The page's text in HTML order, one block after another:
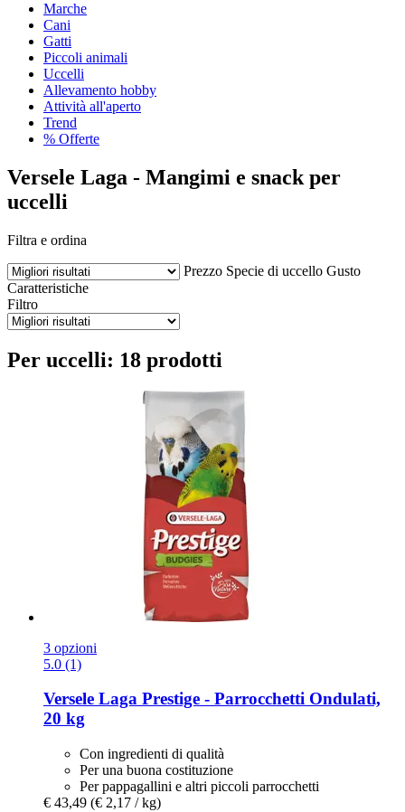
Marche
Cani
Gatti
Piccoli animali
Uccelli
Allevamento hobby
Attività all'aperto
Trend
% Offerte
Versele Laga - Mangimi e snack per
uccelli
Filtra e ordina
Prezzo Specie di uccello Gusto
Caratteristiche
Filtro
Per uccelli: 18 prodotti
3 opzioni
5.0 (1)
Versele Laga Prestige -​ Parrocchetti Ondulati,
20 kg
Con ingredienti di qualità
Per una buona costituzione
Per pappagallini e altri piccoli parrocchetti
€ 43,49 (€ 2,17 / kg)